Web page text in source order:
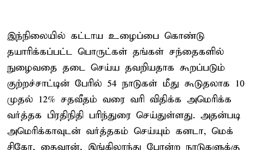
இந்நிலையில் கட்டாய உழைப்பை கொண்டு
தயாரிக்கப்பட்ட பொருட்கள் தங்கள் சந்தைகளில்
நுழைவதை தடை செய்ய தவறியதாக கூறப்படும்
குற்றச்சாட்டின் பேரில் 54 நாடுகள் மீது கூடுதலாக 10
முதல் 12% சதவீதம் வரை வரி விதிக்க அமெரிக்க
வர்த்தக பிரதிநிதி பரிந்துரை செய்துள்ளது. அதன்படி
அமெரிக்காவுடன் வர்த்தகம் செய்யும் கனடா, மெக்
சிகோ, தைவான், இங்கிலாந்து போன்ற நாடுகளுக்கு